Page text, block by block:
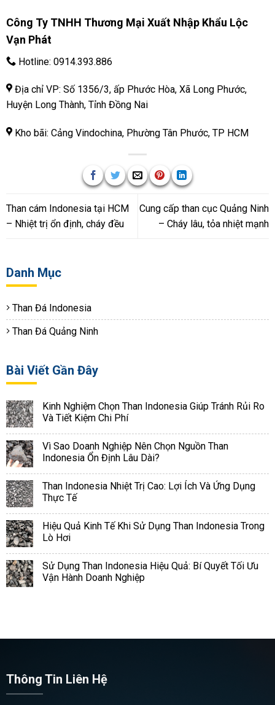
Danh Mục
Than Đá Indonesia
Than Đá Quảng Ninh
Bài Viết Gần Đây
Kinh Nghiệm Chọn Than Indonesia Giúp Tránh Rủi Ro
Và Tiết Kiệm Chi Phí
Vì Sao Doanh Nghiệp Nên Chọn Nguồn Than
Indonesia Ổn Định Lâu Dài?
Than Indonesia Nhiệt Trị Cao: Lợi Ích Và Ứng Dụng
Thực Tế
Hiệu Quả Kinh Tế Khi Sử Dụng Than Indonesia Trong
Lò Hơi
Sử Dụng Than Indonesia Hiệu Quả: Bí Quyết Tối Ưu
Vận Hành Doanh Nghiệp
Công Ty TNHH Thương Mại Xuất Nhập Khẩu Lộc
Vạn Phát
Hotline: 0914.393.886
Địa chỉ VP: Số 1356/3, ấp Phước Hòa, Xã Long Phước,
Huyện Long Thành, Tỉnh Đồng Nai
Kho bãi: Cảng Vindochina, Phường Tân Phước, TP HCM
Than cám Indonesia tại HCM
– Nhiệt trị ổn định, cháy đều
Cung cấp than cục Quảng Ninh
– Cháy lâu, tỏa nhiệt mạnh
Thông Tin Liên Hệ